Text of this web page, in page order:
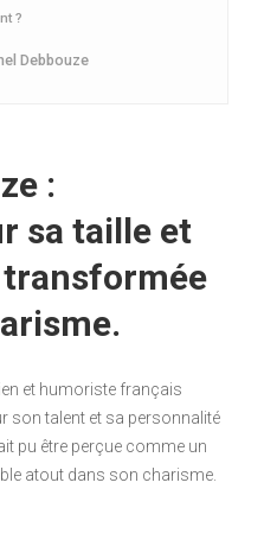
?
Debbouze
:
sa taille et
transformée
et humoriste français
son talent et sa personnalité
pu être perçue comme un
atout dans son charisme.